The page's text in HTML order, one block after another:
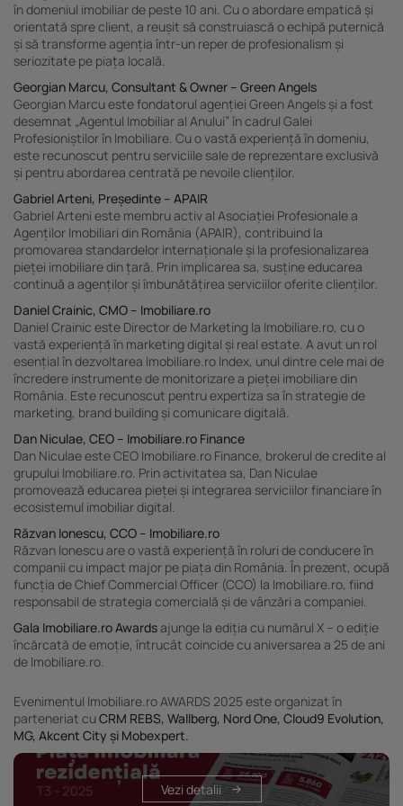
în domeniul imobiliar de peste 10 ani. Cu o abordare empatică și
orientată spre client, a reușit să construiască o echipă puternică
și să transforme agenția într-un reper de profesionalism și
seriozitate pe piața locală.
Georgian Marcu, Consultant & Owner – Green Angels
Georgian Marcu este fondatorul agenției Green Angels și a fost
desemnat „Agentul Imobiliar al Anului” în cadrul Galei
Profesioniștilor în Imobiliare. Cu o vastă experiență în domeniu,
este recunoscut pentru serviciile sale de reprezentare exclusivă
și pentru abordarea centrată pe nevoile clienților.
Gabriel Arteni, Președinte – APAIR
Gabriel Arteni este membru activ al Asociației Profesionale a
Agenților Imobiliari din România (APAIR), contribuind la
promovarea standardelor internaționale și la profesionalizarea
pieței imobiliare din țară. Prin implicarea sa, susține educarea
continuă a agenților și îmbunătățirea serviciilor oferite clienților.
Daniel Crainic, CMO – Imobiliare.ro
Daniel Crainic este Director de Marketing la Imobiliare.ro, cu o
vastă experiență în marketing digital și real estate. A avut un rol
esențial în dezvoltarea Imobiliare.ro Index, unul dintre cele mai de
încredere instrumente de monitorizare a pieței imobiliare din
România. Este recunoscut pentru expertiza sa în strategie de
marketing, brand building și comunicare digitală.
Dan Niculae, CEO – Imobiliare.ro Finance
Dan Niculae este CEO Imobiliare.ro Finance, brokerul de credite al
grupului Imobiliare.ro. Prin activitatea sa, Dan Niculae
promovează educarea pieței și integrarea serviciilor financiare în
ecosistemul imobiliar digital.
Răzvan Ionescu, CCO – Imobiliare.ro
Răzvan Ionescu are o vastă experiență în roluri de conducere în
companii cu impact major pe piața din România. În prezent, ocupă
funcția de Chief Commercial Officer (CCO) la Imobiliare.ro, fiind
responsabil de strategia comercială și de vânzări a companiei.
Gala Imobiliare.ro Awardsajunge la ediția cu numărul X – o ediție
încărcată de emoție, întrucât coincide cu aniversarea a 25 de ani
de Imobiliare.ro.
Evenimentul Imobiliare.ro AWARDS 2025 este organizat în
parteneriat cuCRM REBS, Wallberg, Nord One, Cloud9 Evolution,
MG, Akcent City și Mobexpert.
Vezi detalii